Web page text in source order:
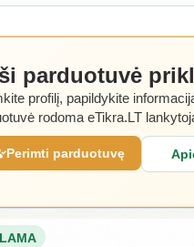
parduotuvė
profilį, papildykite
rodoma eTikra.LT
Perimti parduotuvę